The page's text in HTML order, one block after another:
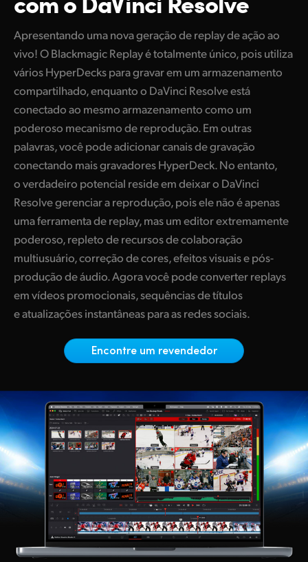
Finland
France
Germany
India
Italy
Japan
Korea
Mexico
Malaysia
Netherlands
New Zealand
Portugal
South Africa
Spain
Sweden
Apresentando uma nova geração de replay de ação ao
vivo! O Blackmagic Replay é totalmente único, pois utiliza
vários HyperDecks para gravar em um armazenamento
compartilhado, enquanto o DaVinci Resolve está
conectado ao mesmo armazenamento como um
poderoso mecanismo de reprodução. Em outras
palavras, você pode adicionar canais de gravação
conectando mais gravadores HyperDeck. No entanto,
o verdadeiro potencial reside em deixar o DaVinci
Resolve gerenciar a reprodução, pois ele não é apenas
uma ferramenta de replay, mas um editor extremamente
poderoso, repleto de recursos de colaboração
multiusuário, correção de cores, efeitos visuais e pós-
produção de áudio. Agora você pode converter replays
em vídeos promocionais, sequências de títulos
e atualizações instantâneas para as redes sociais.
Encontre um revendedor